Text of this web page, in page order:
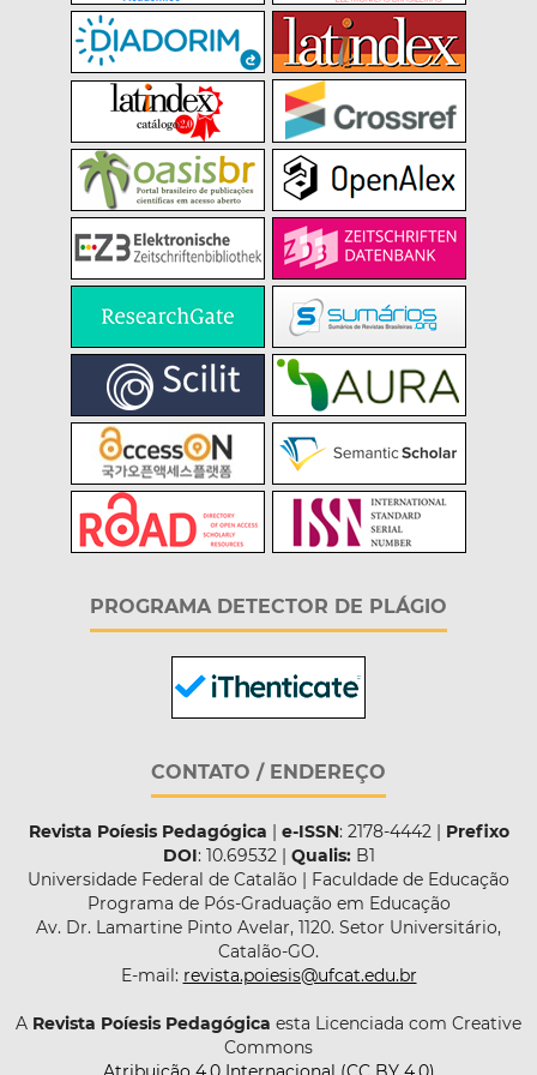
PROGRAMA DETECTOR DE PLÁGIO
CONTATO / ENDEREÇO
Revista Poíesis Pedagógica e-ISSN: 2178-4442 | Prefixo
DOI: 10.69532 | Qualis:B1
Universidade Federal de Catalão | Faculdade de Educação
Programa de Pós-Graduação em Educação
Av. Dr. Lamartine Pinto Avelar, 1120. Setor Universitário,
Catalão-GO.
E-mail: revista.poiesis@ufcat.edu.br
A Revista Poíesis Pedagógica esta Licenciada com Creative
Commons